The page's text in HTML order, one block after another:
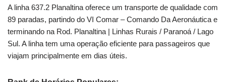
A linha 637.2 Planaltina oferece um transporte de qualidade com
89 paradas, partindo do VI Comar – Comando Da Aeronáutica e
terminando na Rod. Planaltina | Linhas Rurais / Paranoá / Lago
Sul. A linha tem uma operação eficiente para passageiros que
viajam principalmente em dias úteis.